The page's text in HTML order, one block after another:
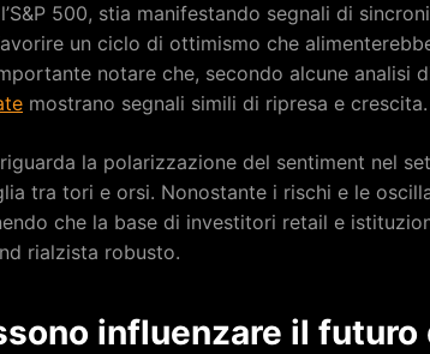
500, stia manifestando segnali di
un ciclo di ottimismo che
notare che, secondo alcune analisi
mostrano segnali simili di ripresa e crescita.
la polarizzazione del sentiment nel
tra tori e orsi. Nonostante i rischi e le
che la base di investitori retail e
rialzista robusto.
influenzare il futuro